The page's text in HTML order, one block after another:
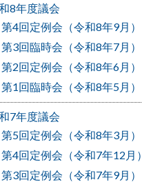
8年度議会
第4回定例会（令和8年9月）
第3回臨時会（令和8年7月）
第2回定例会（令和8年6月）
第1回臨時会（令和8年5月）
7年度議会
第5回定例会（令和8年3月）
第4回定例会（令和7年12月）
第3回定例会（令和7年9月）